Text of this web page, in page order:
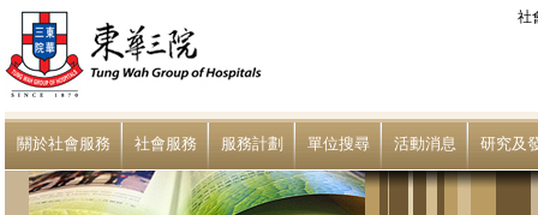
社
關於社會服務 社會服務 服務計劃 單位搜尋 活動消息 研究及